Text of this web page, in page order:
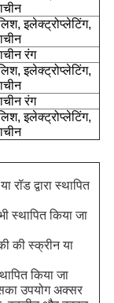
इलेक्ट्रोप्लेटिंग,
रंग
इलेक्ट्रोप्लेटिंग,
रंग
इलेक्ट्रोप्लेटिंग,
द्वारा स्थापित
स्थापित किया जा
की स्क्रीन या
किया जा
उपयोग अक्सर